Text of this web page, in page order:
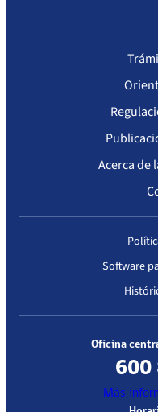
Acerca de
Software
Oficina
600
Más